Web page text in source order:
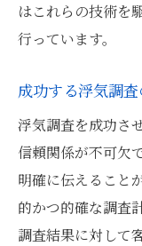
はこれらの技術を
行っています。
成功する浮気調
浮気調査を成功さ
信頼関係が不可欠
明確に伝えること
的かつ的確な調査
調査結果に対して